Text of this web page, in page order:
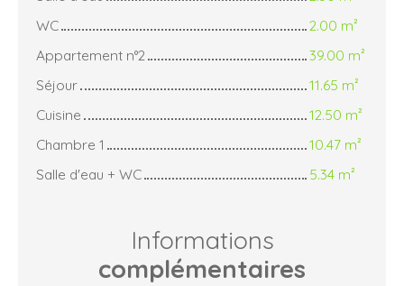
WC
2.00 m²
Appartement n°2
39.00 m²
Séjour
11.65 m²
Cuisine
12.50 m²
Chambre 1
10.47 m²
Salle d'eau + WC
5.34 m²
Informations
complémentaires